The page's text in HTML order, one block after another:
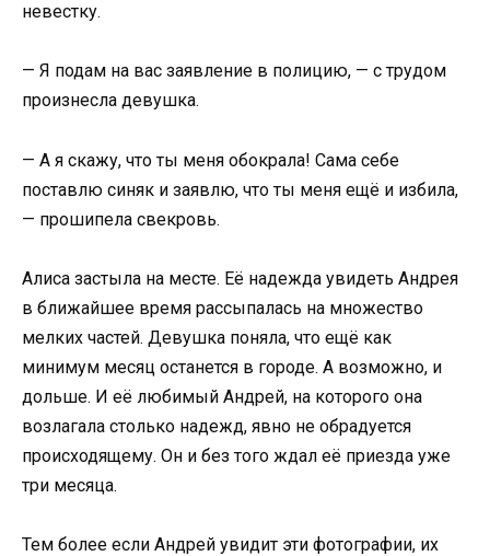
невестку.
— Я подам на вас заявление в полицию, — с трудом
произнесла девушка.
— А я скажу, что ты меня обокрала! Сама себе
поставлю синяк и заявлю, что ты меня ещё и избила,
— прошипела свекровь.
Алиса застыла на месте. Её надежда увидеть Андрея
в ближайшее время рассыпалась на множество
мелких частей. Девушка поняла, что ещё как
минимум месяц останется в городе. А возможно, и
дольше. И её любимый Андрей, на которого она
возлагала столько надежд, явно не обрадуется
происходящему. Он и без того ждал её приезда уже
три месяца.
Тем более если Андрей увидит эти фотографии, их